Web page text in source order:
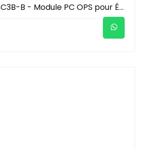
Hikvision DS-D5SC3B-B - Module PC OPS pour Écran Interactif - Intel Core i5 - 8Go RAM - SSD 256Go - Windows Pro - Wi-Fi & Bluetooth - HDMI/DP 4K - Unité Centrale Embarquée Pro